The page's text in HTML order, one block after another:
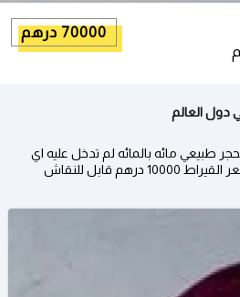
70000 درهم
دول العالم
طبيعي مائه بالمائه لم تدخل عليه اي
معالاجات وزن الحجر 7قيراط سعر القيراط 10000 درهم قابل للنقاش